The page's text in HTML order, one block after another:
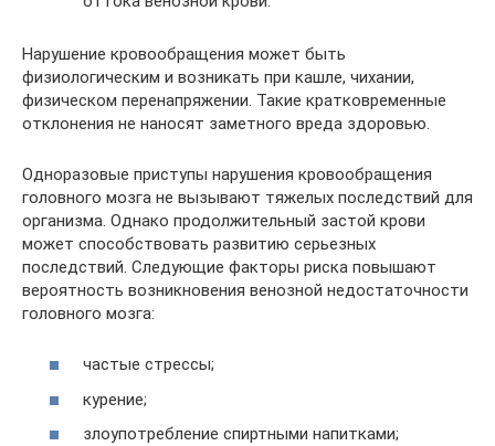
Нарушение кровообращения может быть
физиологическим и возникать при кашле, чихании,
физическом перенапряжении. Такие кратковременные
отклонения не наносят заметного вреда здоровью.
Одноразовые приступы нарушения кровообращения
головного мозга не вызывают тяжелых последствий для
организма. Однако продолжительный застой крови
может способствовать развитию серьезных
последствий. Следующие факторы риска повышают
вероятность возникновения венозной недостаточности
головного мозга:
частые стрессы;
курение;
злоупотребление спиртными напитками;